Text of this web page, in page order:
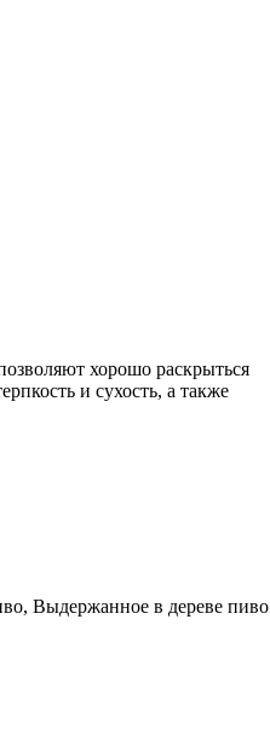
хорошо раскрыться
и сухость, а также
Выдержанное в дереве пиво